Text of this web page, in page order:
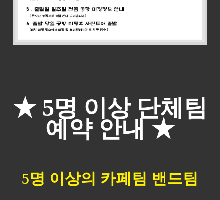
★ 5명 이상 단체팀
예약 안내 ★
5명 이상의 카페팀 밴드팀